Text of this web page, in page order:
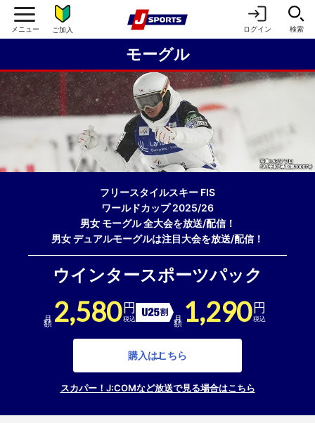
ご加入 ログイン 検索
モーグル
フリースタイルスキー FIS
ワールドカップ 2025/26
男女 モーグル 全大会を放送/配信！
男女 デュアルモーグルは注目大会を放送/配信！
ウインタースポーツパック
2,580円
税込 U25割引
月額 1,290円
税込
購入はこちら
スカパー！J:COMなど放送で見る場合はこちら